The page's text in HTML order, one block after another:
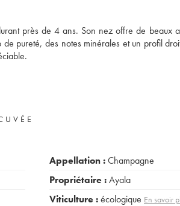
près de 4 ans. Son nez offre de beaux
pureté, des notes minérales et un profil
Appellation :Champagne
Propriétaire :Ayala
Viticulture :écologique En savoir